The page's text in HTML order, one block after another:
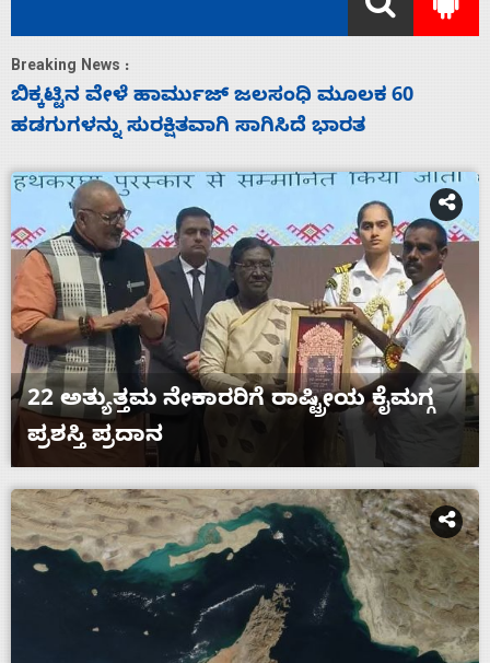
Breaking News :
ನಾಗೇಂದ್ರ ರಾಜೀನಾಮೆ ಕೊಡದಿದ್ದರೆ ಸದನ ನಡೆಸಲು
ಬಿಡೆವು: ಛಲವಾದಿ ನಾರಾಯಣಸ್ವಾಮಿ
22 ಅತ್ಯುತ್ತಮ ನೇಕಾರರಿಗೆ ರಾಷ್ಟ್ರೀಯ ಕೈಮಗ್ಗ
ಪ್ರಶಸ್ತಿ ಪ್ರದಾನ